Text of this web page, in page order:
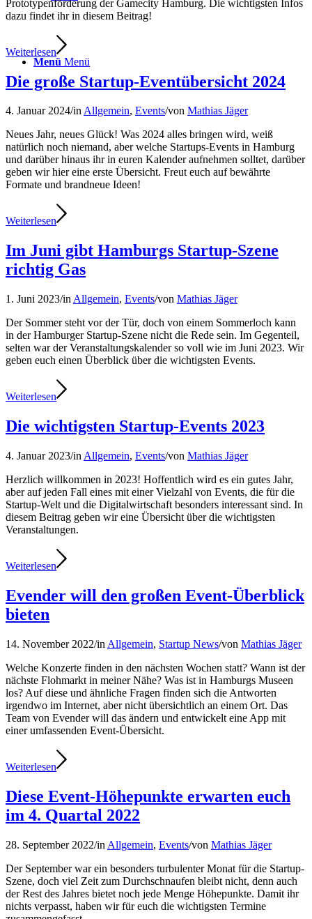
Menü Menü
Prototypenförderung der Gamecity Hamburg. Die wichtigsten Infos
dazu findet ihr in diesem Beitrag!
Weiterlesen
Die große Startup-Eventübersicht 2024
4. Januar 2024/inAllgemein, Events/von Mathias Jäger
Neues Jahr, neues Glück! Was 2024 alles bringen wird, weiß
natürlich noch niemand, aber welche Startups-Events in Hamburg
und darüber hinaus ihr in euren Kalender aufnehmen solltet, darüber
geben wir hier eine erste Übersicht. Freut euch auf bewährte
Formate und brandneue Ideen!
Weiterlesen
Im Juni gibt Hamburgs Startup-Szene
richtig Gas
1. Juni 2023/in Allgemein, Events/von Mathias Jäger
Der Sommer steht vor der Tür, doch von einem Sommerloch kann
in der Hamburger Startup-Szene nicht die Rede sein. Im Gegenteil,
selten war der Veranstaltungskalender so voll wie im Juni 2023. Wir
geben euch einen Überblick über die wichtigsten Events.
Weiterlesen
Die wichtigsten Startup-Events 2023
4. Januar 2023/in Allgemein, Events/von Mathias Jäger
Herzlich willkommen in 2023! Hoffentlich wird es ein gutes Jahr,
aber auf jeden Fall eines mit einer Vielzahl von Events, die für die
Startup-Welt und die Digitalwirtschaft besonders interessant sind. In
diesem Beitrag geben wir eine Übersicht über die wichtigsten
Veranstaltungen.
Weiterlesen
Evender will den großen Event-Überblick
bieten
14. November 2022/in Allgemein, Startup News/von Mathias Jäger
Welche Konzerte finden in den nächsten Wochen statt? Wann ist der
nächste Flohmarkt in meiner Nähe? Was ist in Hamburgs Museen
los? Auf diese und ähnliche Fragen finden sich die Antworten
irgendwo im Internet, aber nicht übersichtlich an einem Ort. Das
Team von Evender will das ändern und entwickelt eine App mit
einer umfassenden Event-Übersicht.
Weiterlesen
Diese Event-Höhepunkte erwarten euch
im 4. Quartal 2022
28. September 2022/in Allgemein, Events/von Mathias Jäger
Der September war ein besonders turbulenter Monat für die Startup-
Szene, doch viel Zeit zum Durchschnaufen bleibt nicht, denn auch
der Rest des Jahres bietet noch jede Menge Höhepunkte. Damit ihr
nichts verpasst, haben wir für euch die wichtigsten Termine